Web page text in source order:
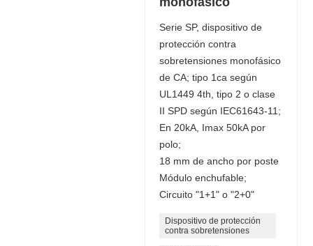
Serie SP, dispositivo de
protección contra
sobretensiones monofásico
de CA; tipo 1ca según
UL1449 4th, tipo 2 o clase
II SPD según IEC61643-11;
En 20kA, Imax 50kA por
polo;
18 mm de ancho por poste
Módulo enchufable;
Circuito "1+1" o "2+0"
Dispositivo de protección
contra sobretensiones